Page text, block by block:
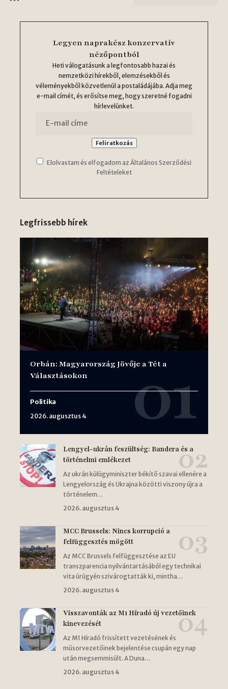
Legyen naprakész konzervatív
nézőpontból
Heti válogatásunk a legfontosabb hazai és
nemzetközi hírekből, elemzésekből és
véleményekből közvetlenül a postaládájába. Adja meg
e-mail címét, és erősítse meg, hogy szeretné fogadni
hírlevelünket.
Elolvastam és elfogadom az Általános Szerződési
Feltételeket
Legfrissebb hírek
Orbán: Magyarország Jövője a Tét a
Választásokon
Politika
2026. augusztus 4
Lengyel-ukrán feszültség: Bandera és a
történelmi emlékezet
Az ukrán külügyminiszter békítő szavai ellenére a
Lengyelország és Ukrajna közötti viszony újra a
történelem…
2026. augusztus 4
MCC Brussels: Nincs korrupció a
felfüggesztés mögött
Az MCC Brussels felfüggesztése az EU
transzparencia nyilvántartásából egy technikai
vita ürügyén szivárogtatták ki, mintha…
2026. augusztus 4
Visszavonták az M1 Híradó új vezetőinek
kinevezését
Az M1 Híradó frissített vezetésének és
műsorvezetőinek bejelentése csupán egy nap
után megsemmisült. A Duna…
2026. augusztus 4